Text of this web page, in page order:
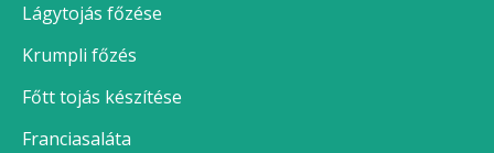
Lágytojás főzése
Krumpli főzés
Főtt tojás készítése
Franciasaláta